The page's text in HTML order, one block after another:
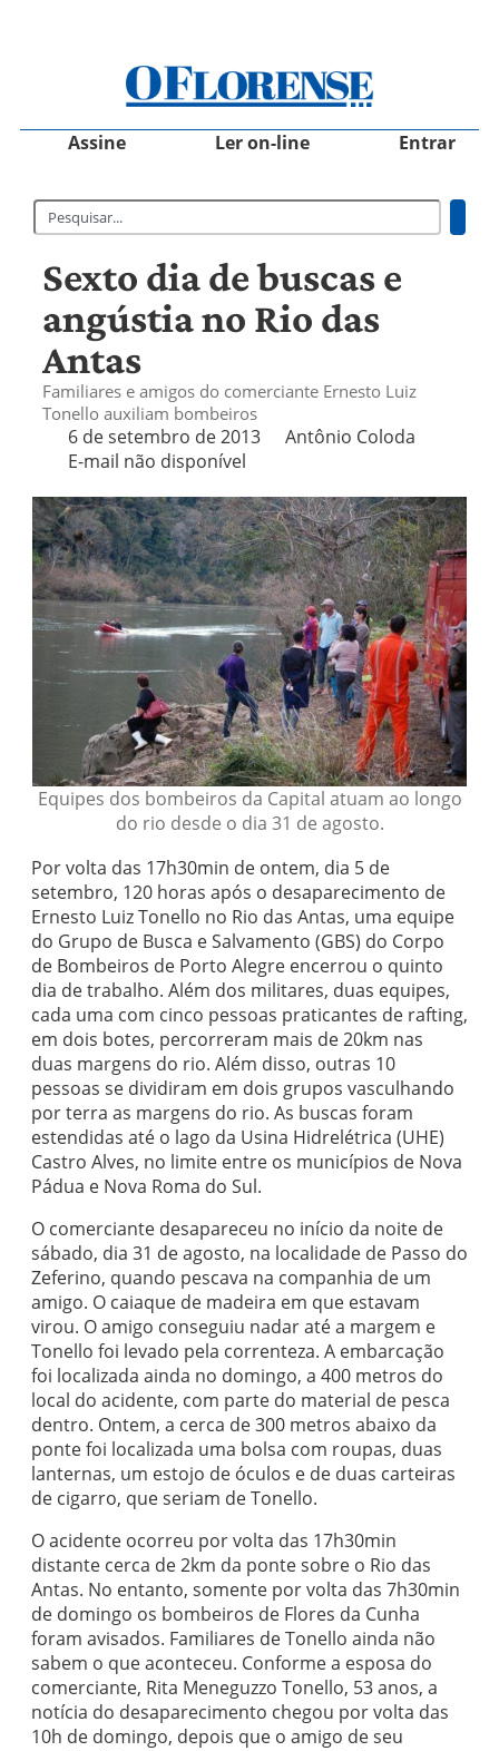
Assine Ler on-line Entrar
Sexto dia de buscas e
angústia no Rio das
Antas
Familiares e amigos do comerciante Ernesto Luiz
Tonello auxiliam bombeiros
6 de setembro de 2013
Antônio Coloda
E-mail não disponível
Equipes dos bombeiros da Capital atuam ao longo
do rio desde o dia 31 de agosto.
Por volta das 17h30min de ontem, dia 5 de
setembro, 120 horas após o desaparecimento de
Ernesto Luiz Tonello no Rio das Antas, uma equipe
do Grupo de Busca e Salvamento (GBS) do Corpo
de Bombeiros de Porto Alegre encerrou o quinto
dia de trabalho. Além dos militares, duas equipes,
cada uma com cinco pessoas praticantes de rafting,
em dois botes, percorreram mais de 20km nas
duas margens do rio. Além disso, outras 10
pessoas se dividiram em dois grupos vasculhando
por terra as margens do rio. As buscas foram
estendidas até o lago da Usina Hidrelétrica (UHE)
Castro Alves, no limite entre os municípios de Nova
Pádua e Nova Roma do Sul.
O comerciante desapareceu no início da noite de
sábado, dia 31 de agosto, na localidade de Passo do
Zeferino, quando pescava na companhia de um
amigo. O caiaque de madeira em que estavam
virou. O amigo conseguiu nadar até a margem e
Tonello foi levado pela correnteza. A embarcação
foi localizada ainda no domingo, a 400 metros do
local do acidente, com parte do material de pesca
dentro. Ontem, a cerca de 300 metros abaixo da
ponte foi localizada uma bolsa com roupas, duas
lanternas, um estojo de óculos e de duas carteiras
de cigarro, que seriam de Tonello.
O acidente ocorreu por volta das 17h30min
distante cerca de 2km da ponte sobre o Rio das
Antas. No entanto, somente por volta das 7h30min
de domingo os bombeiros de Flores da Cunha
foram avisados. Familiares de Tonello ainda não
sabem o que aconteceu. Conforme a esposa do
comerciante, Rita Meneguzzo Tonello, 53 anos, a
notícia do desaparecimento chegou por volta das
10h de domingo, depois que o amigo de seu